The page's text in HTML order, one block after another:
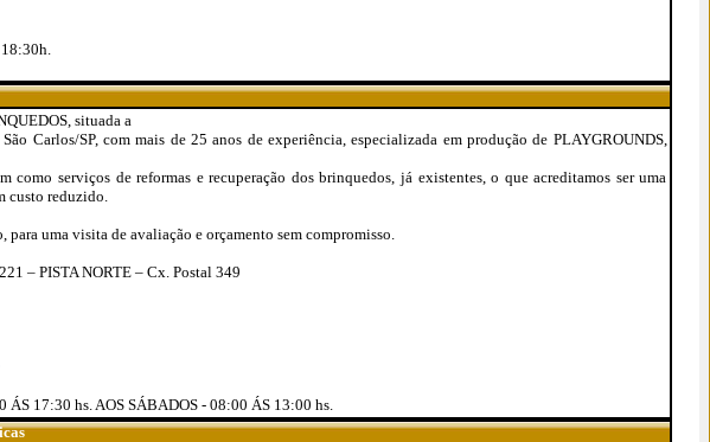
18:30h.
situada a
Carlos/SP, com mais de 25 anos de experiência, especializada em produção de PLAYGROUNDS,
como serviços de reformas e recuperação dos brinquedos, já existentes, o que acreditamos ser uma
custo reduzido.
para uma visita de avaliação e orçamento sem compromisso.
– PISTA NORTE – Cx. Postal 349
ÁS 17:30 hs. AOS SÁBADOS - 08:00 ÁS 13:00 hs.